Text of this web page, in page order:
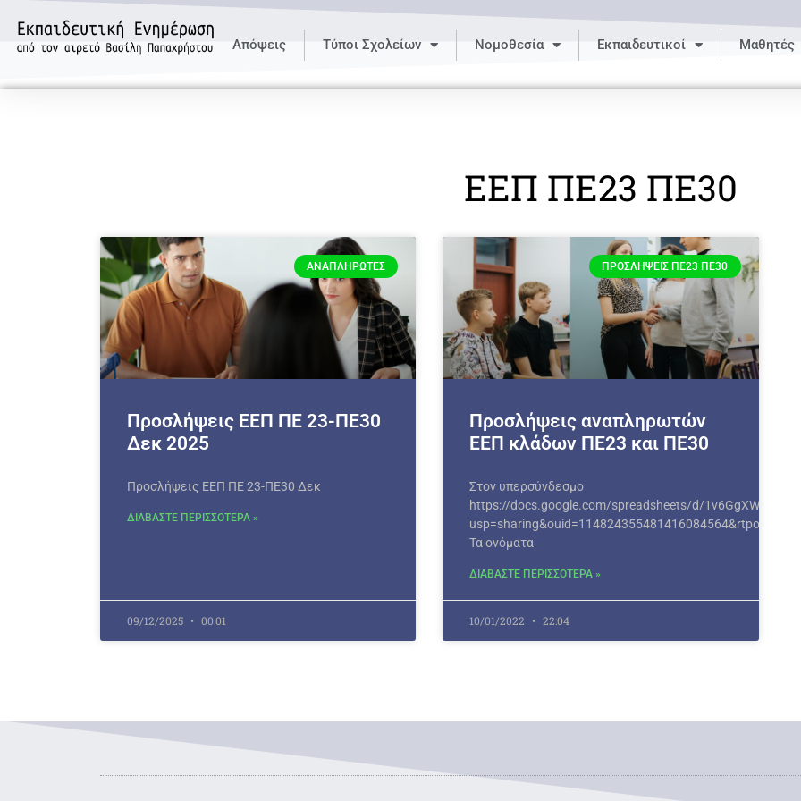
Απόψεις Τύποι Σχολείων Νομοθεσία Εκπαιδευτικοί Μαθητές
ΕΕΠ ΠΕ23 ΠΕ30
ΑΝΑΠΛΗΡΩΤΈΣ
Προσλήψεις ΕΕΠ ΠΕ 23-ΠΕ30
Δεκ 2025
Προσλήψεις ΕΕΠ ΠΕ 23-ΠΕ30 Δεκ
ΔΙΑΒΑΣΤΕ ΠΕΡΙΣΣΟΤΕΡΑ »
09/12/2025 00:01
ΠΡΟΣΛΉΨΕΙΣ ΠΕ23 ΠΕ30
Προσλήψεις αναπληρωτών
ΕΕΠ κλάδων ΠΕ23 και ΠΕ30
Στον υπερσύνδεσμο
https://docs.google.com/spreadsheets/d/
Τα ονόματα
ΔΙΑΒΑΣΤΕ ΠΕΡΙΣΣΟΤΕΡΑ »
10/01/2022 22:04